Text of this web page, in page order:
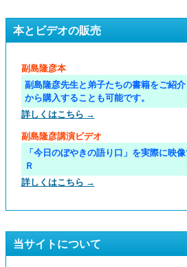
本とビデオの販売
副島隆彦本
副島隆彦先生と弟子たちの書籍をご紹
から購入することも可能です。
詳しくはこちら →
副島隆彦講演ビデオ
「今日のぼやきの語り口」を実際に映
Ｒ
詳しくはこちら →
当サイトについて